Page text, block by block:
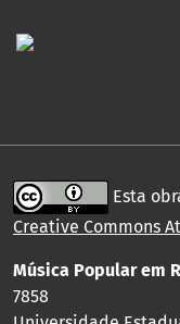
Esta
Creative Commons
Música Popular em
7858